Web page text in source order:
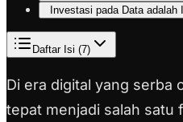
Investasi pada Data adalah
Daftar Isi (7)
Di era digital yang serba
tepat menjadi salah satu